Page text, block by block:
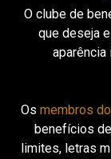
O clube de
que deseja
aparência
Os membros
benefícios
limites, letras